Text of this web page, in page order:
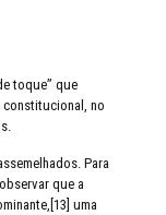
toque” que
no
Para
que a
uma